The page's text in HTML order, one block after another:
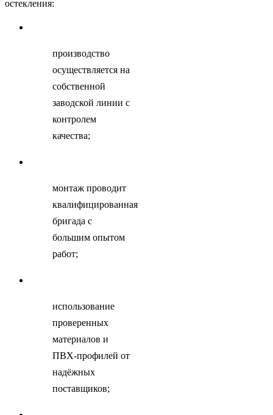
остекления:
производство
осуществляется на
собственной
заводской линии с
контролем
качества;
монтаж проводит
квалифицированная
бригада с
большим опытом
работ;
использование
проверенных
материалов и
ПВХ-профилей от
надёжных
поставщиков;